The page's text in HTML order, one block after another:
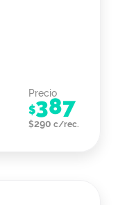
Precio
$387
$290 c/rec.